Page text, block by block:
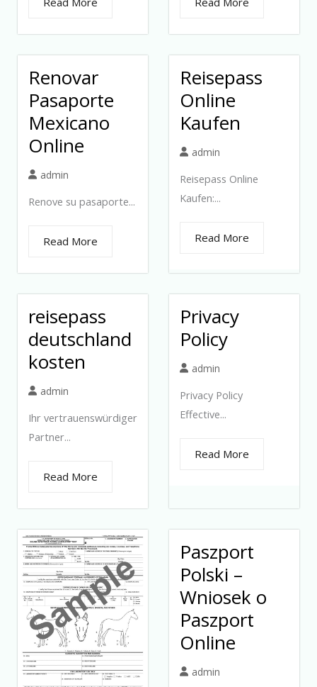
Renovar
Pasaporte
Mexicano
Online
admin
Renove su pasaporte...
Read More
Reisepass
Online
Kaufen
admin
Reisepass Online
Kaufen:...
Read More
reisepass
deutschland
kosten
admin
Ihr vertrauenswürdiger
Partner...
Read More
Privacy
Policy
admin
Privacy Policy
Effective...
Read More
Paszport
Polski –
Wniosek o
Paszport
Online
admin